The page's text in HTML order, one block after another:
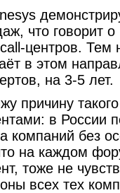
что говорит
центров. Тем
в этом
на 3-5 лет.
причину
в России
компаний без
на каждом
тоже не
всех тех